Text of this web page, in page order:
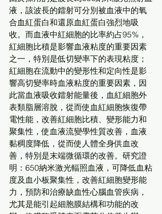
液，該波長的鐳射可分別被血液中的氧
合血紅蛋白和還原血紅蛋白強烈地吸
收。而血液中紅細胞的比率約占95%，
紅細胞比積是影響血液粘度的重要因素
之一，特別是低切變率下的表現粘度；
紅細胞在流動中的變形性和定向性是影
響高切變率時血液粘度的重要因素，因
此當血液吸收鐳射能量後，血紅細胞外
表類脂層溶脫，從而使血紅細胞恢復帶
電性能，改善紅細胞比積、變形能力和
聚集性，使血液流變學性質改善，血液
黏稠度降低，從而使人體全身供血改
善，特別是末端微循環的改善。研究證
明：650納米激光輻照血液，可降低血粘
度及血小板聚集性，改善紅細胞變形能
力，預防和治療缺血性心腦血管疾病，
尤其是能引起細胞膜結構和功能的改